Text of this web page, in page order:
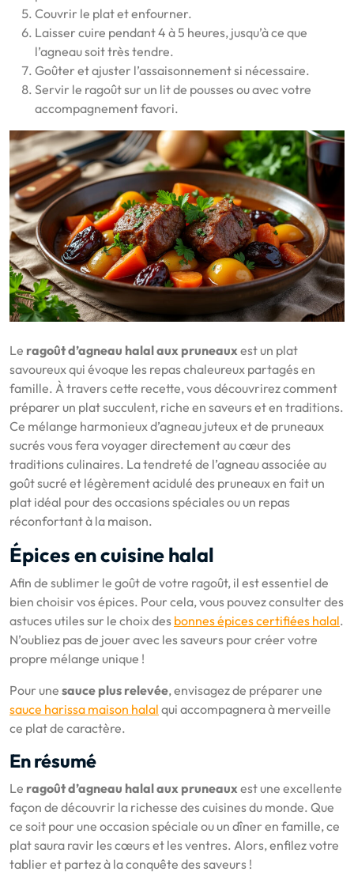
Couvrir le plat et enfourner.
Laisser cuire pendant 4 à 5 heures, jusqu’à ce que
l’agneau soit très tendre.
Goûter et ajuster l’assaisonnement si nécessaire.
Servir le ragoût sur un lit de pousses ou avec votre
accompagnement favori.
Le ragoût d’agneau halal aux pruneauxest un plat
savoureux qui évoque les repas chaleureux partagés en
famille. À travers cette recette, vous découvrirez comment
préparer un plat succulent, riche en saveurs et en traditions.
Ce mélange harmonieux d’agneau juteux et de pruneaux
sucrés vous fera voyager directement au cœur des
traditions culinaires. La tendreté de l’agneau associée au
goût sucré et légèrement acidulé des pruneaux en fait un
plat idéal pour des occasions spéciales ou un repas
réconfortant à la maison.
Épices en cuisine halal
Afin de sublimer le goût de votre ragoût, il est essentiel de
bien choisir vos épices. Pour cela, vous pouvez consulter des
astuces utiles sur le choix des bonnes épices certifiées halal.
N’oubliez pas de jouer avec les saveurs pour créer votre
propre mélange unique !
Pour une sauce plus relevée, envisagez de préparer une
sauce harissa maison halal qui accompagnera à merveille
ce plat de caractère.
En résumé
Le ragoût d’agneau halal aux pruneauxest une excellente
façon de découvrir la richesse des cuisines du monde. Que
ce soit pour une occasion spéciale ou un dîner en famille, ce
plat saura ravir les cœurs et les ventres. Alors, enfilez votre
tablier et partez à la conquête des saveurs !